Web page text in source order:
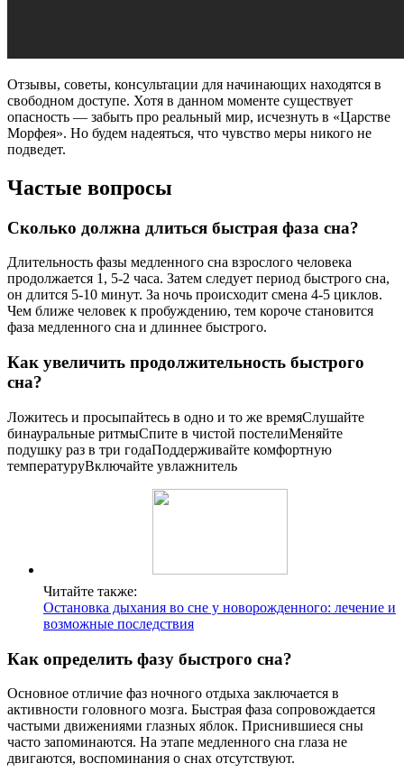
Отзывы, советы, консультации для начинающих находятся в
свободном доступе. Хотя в данном моменте существует
опасность — забыть про реальный мир, исчезнуть в «Царстве
Морфея». Но будем надеяться, что чувство меры никого не
подведет.
Частые вопросы
Сколько должна длиться быстрая фаза сна?
Длительность фазы медленного сна взрослого человека
продолжается 1, 5-2 часа. Затем следует период быстрого сна,
он длится 5-10 минут. За ночь происходит смена 4-5 циклов.
Чем ближе человек к пробуждению, тем короче становится
фаза медленного сна и длиннее быстрого.
Как увеличить продолжительность быстрого
сна?
Ложитесь и просыпайтесь в одно и то же времяСлушайте
бинауральные ритмыСпите в чистой постелиМеняйте
подушку раз в три годаПоддерживайте комфортную
температуруВключайте увлажнитель
Читайте также:
Остановка дыхания во сне у новорожденного: лечение и
возможные последствия
Как определить фазу быстрого сна?
Основное отличие фаз ночного отдыха заключается в
активности головного мозга. Быстрая фаза сопровождается
частыми движениями глазных яблок. Приснившиеся сны
часто запоминаются. На этапе медленного сна глаза не
двигаются, воспоминания о снах отсутствуют.